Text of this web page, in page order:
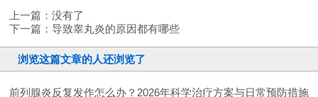
上一篇：没有了
下一篇： 导致睾丸炎的原因都有哪些
浏览这篇文章的人还浏览了
前列腺炎反复发作怎么办？2026年科学治疗方案与日常预防措施